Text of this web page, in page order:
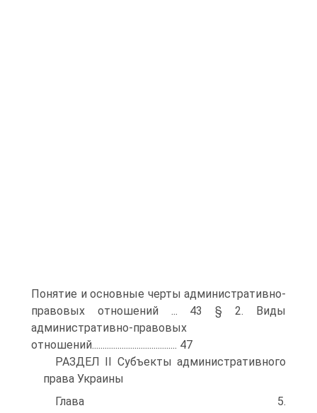
Понятие и основные черты административно-
правовых отношений ... 43 § 2. Виды
административно-правовых
отношений........................................ 47
РАЗДЕЛ II Субъекты административного
права Украины
Глава 5.